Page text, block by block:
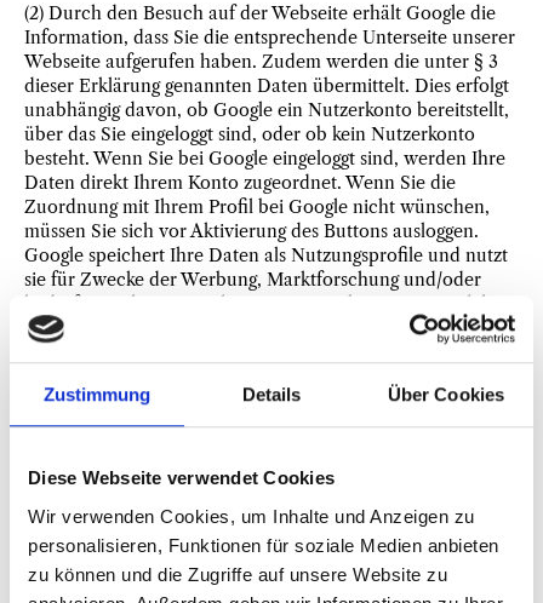
Zustimmung Details Über Cookies
Diese Webseite verwendet Cookies
Wir verwenden Cookies, um Inhalte und Anzeigen zu
personalisieren, Funktionen für soziale Medien anbieten
zu können und die Zugriffe auf unsere Website zu
(2) Durch den Besuch auf der Webseite erhält Google die
Information, dass Sie die entsprechende Unterseite unserer
Webseite aufgerufen haben. Zudem werden die unter § 3
dieser Erklärung genannten Daten übermittelt. Dies erfolgt
unabhängig davon, ob Google ein Nutzerkonto bereitstellt,
über das Sie eingeloggt sind, oder ob kein Nutzerkonto
besteht. Wenn Sie bei Google eingeloggt sind, werden Ihre
Daten direkt Ihrem Konto zugeordnet. Wenn Sie die
Zuordnung mit Ihrem Profil bei Google nicht wünschen,
müssen Sie sich vor Aktivierung des Buttons ausloggen.
Google speichert Ihre Daten als Nutzungsprofile und nutzt
sie für Zwecke der Werbung, Marktforschung und/oder
bedarfsgerechten Gestaltung seiner Webseite. Eine solche
Auswertung erfolgt insbesondere (selbst für nicht
eingeloggte Nutzer) zur Erbringung von bedarfsgerechter
über Ihre Aktivitäten auf unserer Webseite zu informieren.
Ihnen steht ein Widerspruchsrecht zu gegen die Bildung
an Google richten müssen.
(3) Weitere Informationen zu Zweck und Umfang der
Datenerhebung und ihrer Verarbeitung durch den Plug-in-
Anbieter erhalten Sie in den Datenschutzerklärungen des
Anbieters. Dort erhalten Sie auch weitere Informationen zu